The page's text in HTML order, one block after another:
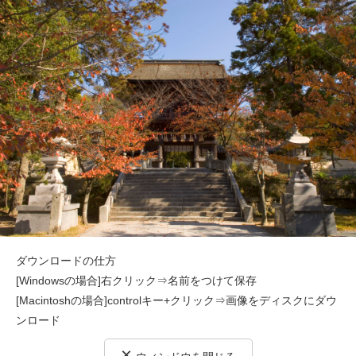
ダウンロードの仕方
[Windowsの場合]右クリック⇒名前をつけて保存
[Macintoshの場合]controlキー+クリック⇒画像をディスクにダウ
ンロード